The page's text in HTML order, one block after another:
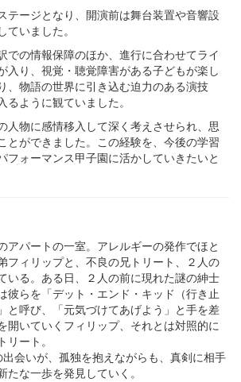
テージとなり、開演前は舞台装置や音響設
いました。
での情報保障のほか、進行に合わせてライ
入り、視覚・聴覚障害がある子どもが楽し
、物語の世界に引き込む迫力のある演技
ように観ていました。
人物に感情移入して深く考えさせられ、思
とができました。この経験を、今後の学習
フォーマンス甲子園に活かしていきたいと
アパートの一室。アレルギーの発作でほと
フィリップと、不良の兄トリート、２人の
いる。ある日、２人の前に現れた謎の紳士
彼らを「デット・エンド・キッド（行き止
と呼び、「元気づけてあげよう」と手を差
開いていくフィリップ、それとは対照的に
ート。
出会いが、孤独を抱えながらも、真剣に相手
たな一歩を発見していく。